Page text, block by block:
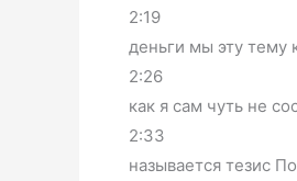
2:19
деньги мы эту тему
2:26
как я сам чуть не
2:33
называется тезис